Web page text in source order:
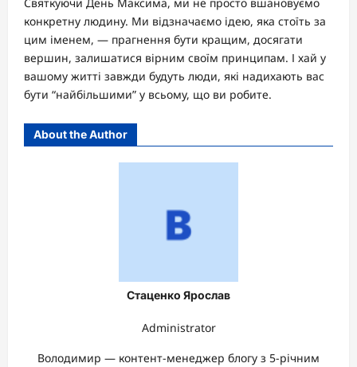
конкретну людину. Ми відзначаємо ідею, яка стоїть за
цим іменем, — прагнення бути кращим, досягати
вершин, залишатися вірним своїм принципам. І хай у
вашому житті завжди будуть люди, які надихають вас
бути “найбільшими” у всьому, що ви робите.
About the Author
Стаценко Ярослав
Administrator
Володимир — контент-менеджер блогу з 5-річним